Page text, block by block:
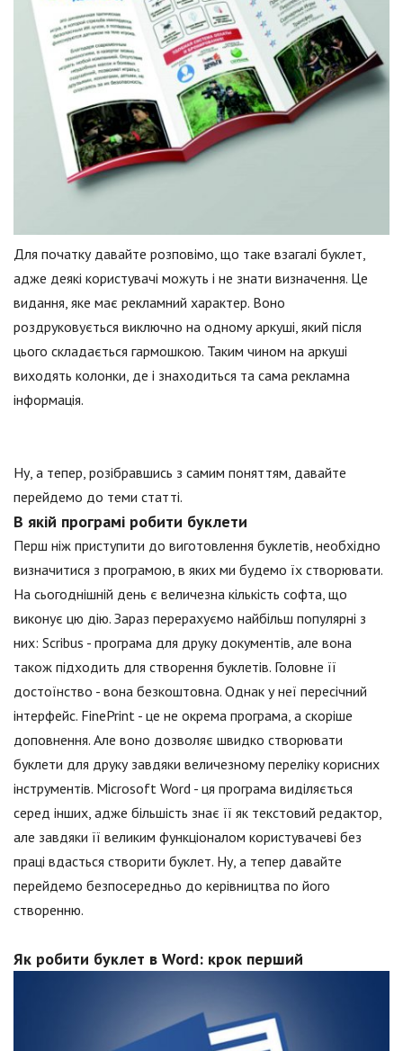
Для початку давайте розповімо, що таке взагалі буклет,
адже деякі користувачі можуть і не знати визначення. Це
видання, яке має рекламний характер. Воно
роздруковується виключно на одному аркуші, який після
цього складається гармошкою. Таким чином на аркуші
виходять колонки, де і знаходиться та сама рекламна
інформація.
Ну, а тепер, розібравшись з самим поняттям, давайте
перейдемо до теми статті.
В якій програмі робити буклети
Перш ніж приступити до виготовлення буклетів, необхідно
визначитися з програмою, в яких ми будемо їх створювати.
На сьогоднішній день є величезна кількість софта, що
виконує цю дію. Зараз перерахуємо найбільш популярні з
них: Scribus - програма для друку документів, але вона
також підходить для створення буклетів. Головне її
достоїнство - вона безкоштовна. Однак у неї пересічний
інтерфейс. FinePrint - це не окрема програма, а скоріше
доповнення. Але воно дозволяє швидко створювати
буклети для друку завдяки величезному переліку корисних
інструментів. Microsoft Word - ця програма виділяється
серед інших, адже більшість знає її як текстовий редактор,
але завдяки її великим функціоналом користувачеві без
праці вдасться створити буклет. Ну, а тепер давайте
перейдемо безпосередньо до керівництва по його
створенню.
Як робити буклет в Word: крок перший